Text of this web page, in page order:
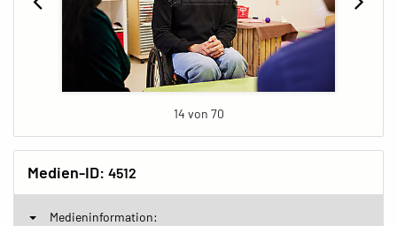
14 von 70
Medien-ID: 4512
Medieninformation: